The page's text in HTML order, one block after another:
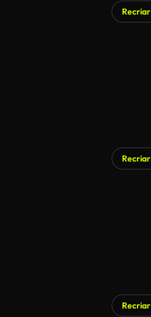
Recriar
Recriar
Recriar